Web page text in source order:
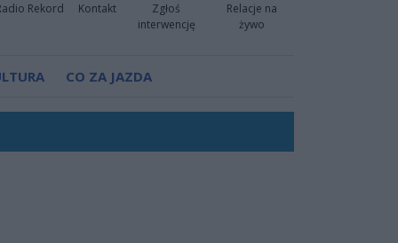
Rekord Kontakt
Zgłoś
interwencję
Relacje na
żywo
CO ZA JAZDA